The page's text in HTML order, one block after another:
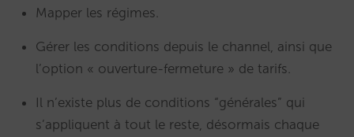
Mapper les régimes.
Gérer les conditions depuis le channel, ainsi que
l’option « ouverture-fermeture » de tarifs.
Il n’existe plus de conditions “générales” qui
s’appliquent à tout le reste, désormais chaque